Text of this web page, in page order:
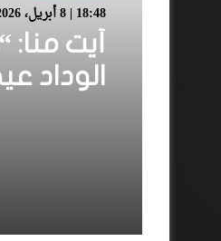
18:48 | 8 أبريل، 2026
أيت
الوداد